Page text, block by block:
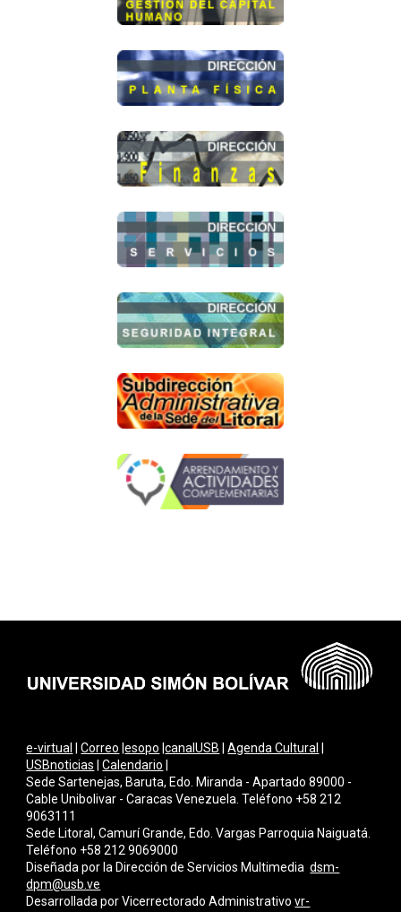
e-virtual |Correo |esopo |canalUSB |Agenda Cultural
USBnoticias |Calendario
Sede Sartenejas, Baruta, Edo. Miranda - Apartado 89000 -
Cable Unibolivar - Caracas Venezuela. Teléfono +58 212
9063111
Sede Litoral, Camurí Grande, Edo. Vargas Parroquia Naiguatá.
Teléfono +58 212 9069000
Diseñada por la Dirección de Servicios Multimediadsm-
dpm@usb.ve
Desarrollada porVicerrectorado Administrativovr-